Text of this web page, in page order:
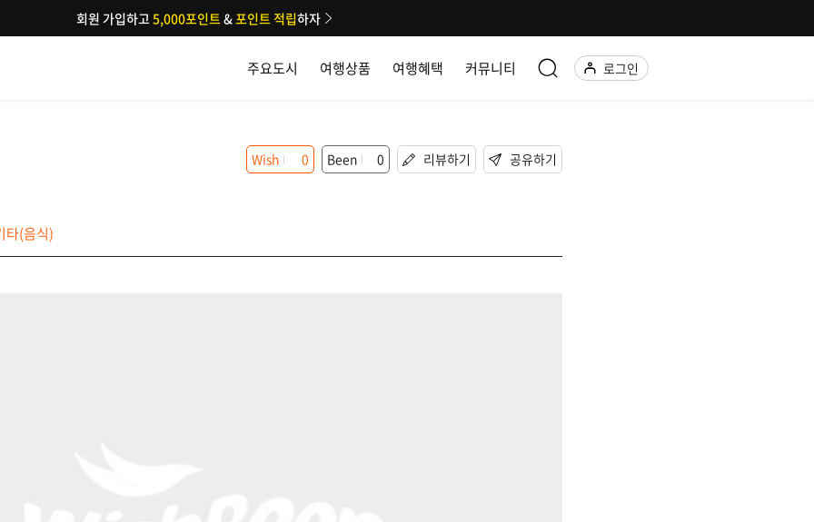
주요도시 여행상품 여행혜택 커뮤니티 로그인
회원 가입하고5,000포인트&포인트 적립하자
타(음식)
Wish 0 Been 0 리뷰하기 공유하기